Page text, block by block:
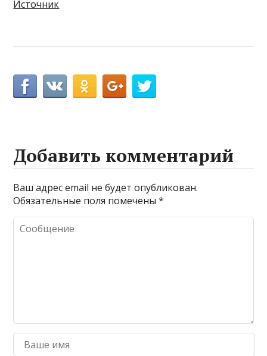
Источник
Добавить комментарий
Ваш адрес email не будет опубликован.
Обязательные поля помечены*